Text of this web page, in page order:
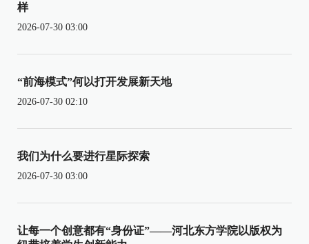
样
2026-07-30 03:00
“前海模式”何以打开发展新天地
2026-07-30 02:10
我们为什么要进行星际探索
2026-07-30 03:00
让每一个创意都有“身份证”——河北东方学院以版权为